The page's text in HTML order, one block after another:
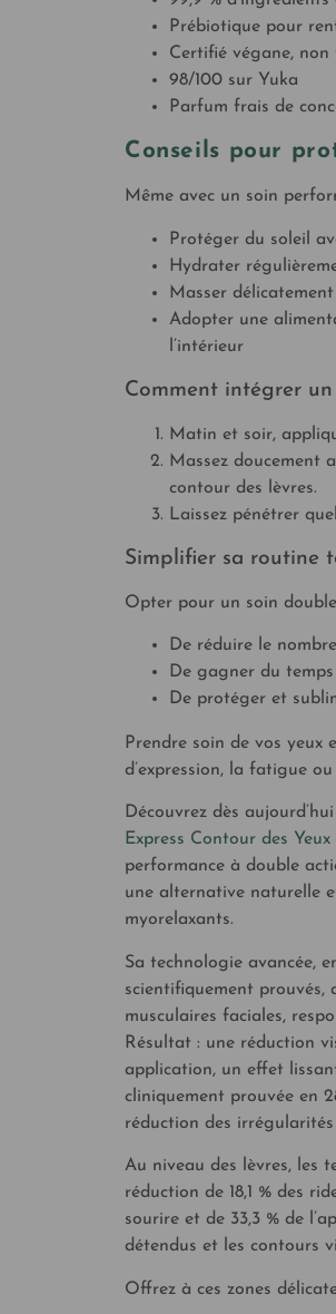
Prébiotique pour
Certifié végane, non
98/100 sur Yuka
Parfum frais de
Conseils pour
Même avec un soin
Protéger du soleil
Hydrater
Masser
Adopter une
l’intérieur
Comment intégrer
Matin et soir,
Massez doucement
contour des lèvres.
Laissez pénétrer
Simplifier sa routine
Opter pour un soin
De réduire le
De gagner du
De protéger et
Prendre soin de vos yeux
d’expression, la fatigue
Découvrez dès
Express Contour des
performance à double
une alternative naturelle
myorelaxants.
Sa technologie avancée,
scientifiquement
musculaires faciales,
Résultat : une réduction
application, un effet
cliniquement prouvée en
réduction des
Au niveau des lèvres, les
réduction de 18,1 % des
sourire et de 33,3 % de
détendus et les contours
Offrez à ces zones